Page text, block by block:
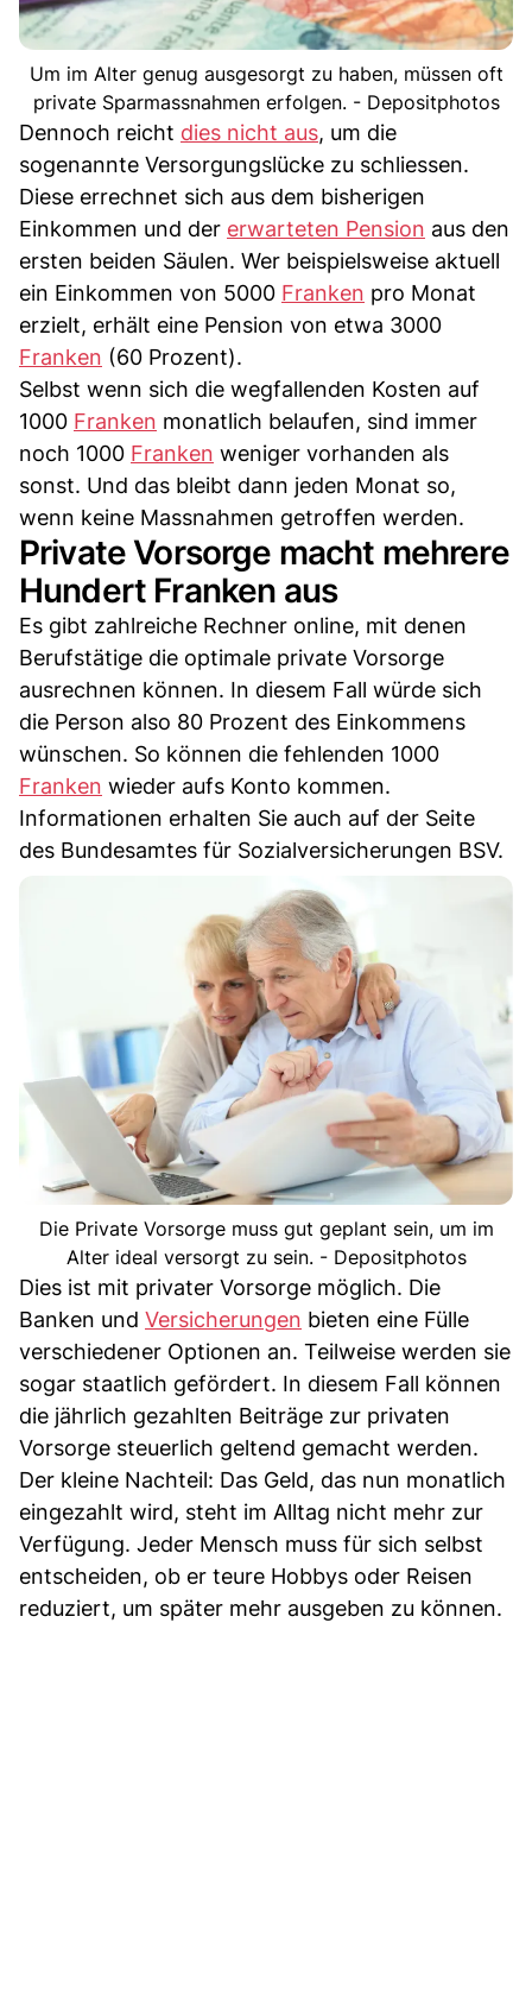
Um im Alter genug ausgesorgt zu haben, müssen oft
private Sparmassnahmen erfolgen. - Depositphotos
Dennoch reicht dies nicht aus, um die
sogenannte Versorgungslücke zu schliessen.
Diese errechnet sich aus dem bisherigen
Einkommen und der erwarteten Pension aus den
ersten beiden Säulen. Wer beispielsweise aktuell
ein Einkommen von 5000 Franken pro Monat
erzielt, erhält eine Pension von etwa 3000
Franken (60 Prozent).
Selbst wenn sich die wegfallenden Kosten auf
1000 Franken monatlich belaufen, sind immer
noch 1000 Franken weniger vorhanden als
sonst. Und das bleibt dann jeden Monat so,
wenn keine Massnahmen getroffen werden.
Private Vorsorge macht mehrere
Hundert Franken aus
Es gibt zahlreiche Rechner online, mit denen
Berufstätige die optimale private Vorsorge
ausrechnen können. In diesem Fall würde sich
die Person also 80 Prozent des Einkommens
wünschen. So können die fehlenden 1000
Franken wieder aufs Konto kommen.
Informationen erhalten Sie auch auf der Seite
des Bundesamtes für Sozialversicherungen BSV.
Die Private Vorsorge muss gut geplant sein, um im
Alter ideal versorgt zu sein. - Depositphotos
Dies ist mit privater Vorsorge möglich. Die
Banken und Versicherungen bieten eine Fülle
verschiedener Optionen an. Teilweise werden sie
sogar staatlich gefördert. In diesem Fall können
die jährlich gezahlten Beiträge zur privaten
Vorsorge steuerlich geltend gemacht werden.
Der kleine Nachteil: Das Geld, das nun monatlich
eingezahlt wird, steht im Alltag nicht mehr zur
Verfügung. Jeder Mensch muss für sich selbst
entscheiden, ob er teure Hobbys oder Reisen
reduziert, um später mehr ausgeben zu können.